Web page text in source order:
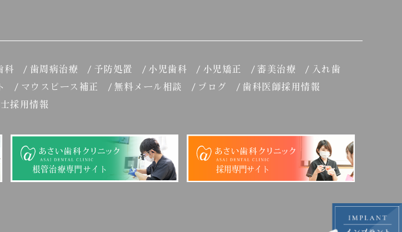
科 歯周病治療 予防処置 小児歯科 小児矯正 審美治療
入れ歯
マウスピース補正 無料メール相談 ブログ
歯科医師採用情報
採用情報
根管治療専門サイト 採用専門サイト